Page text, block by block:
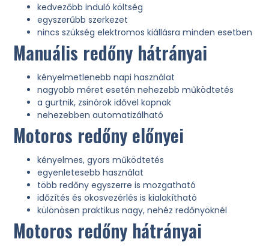
kedvezőbb induló költség
egyszerűbb szerkezet
nincs szükség elektromos kiállásra minden esetben
Manuális redőny hátrányai
kényelmetlenebb napi használat
nagyobb méret esetén nehezebb működtetés
a gurtnik, zsinórok idővel kopnak
nehezebben automatizálható
Motoros redőny előnyei
kényelmes, gyors működtetés
egyenletesebb használat
több redőny egyszerre is mozgatható
időzítés és okosvezérlés is kialakítható
különösen praktikus nagy, nehéz redőnyöknél
Motoros redőny hátrányai